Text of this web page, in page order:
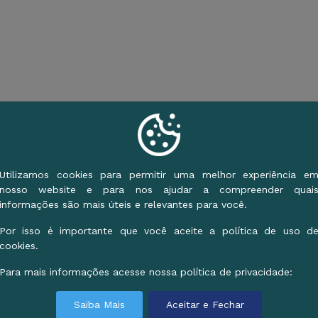
Utilizamos cookies para permitir uma melhor experiência em
nosso website e para nos ajudar a compreender quais
informações são mais úteis e relevantes para você.
Por isso é importante que você aceite a política de uso de
cookies.
Para mais informações acesse nossa política de privacidade:
Saiba Mais Aceitar e Fechar